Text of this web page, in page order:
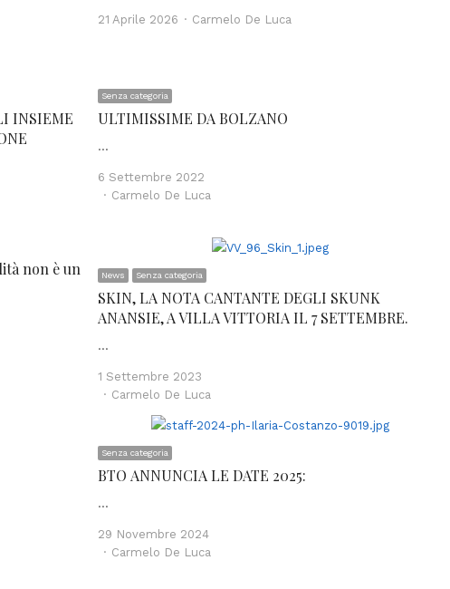
21 Aprile 2026 Author
Carmelo De Luca
INSIEME
Senza categoria
ULTIMISSIME DA BOLZANO
…
6 Settembre 2022
Author
Carmelo De Luca
non è un
News Senza categoria
SKIN, LA NOTA CANTANTE DEGLI SKUNK
ANANSIE, A VILLA VITTORIA IL 7 SETTEMBRE.
…
1 Settembre 2023
Author
Carmelo De Luca
Senza categoria
BTO ANNUNCIA LE DATE 2025:
…
29 Novembre 2024
Author
Carmelo De Luca